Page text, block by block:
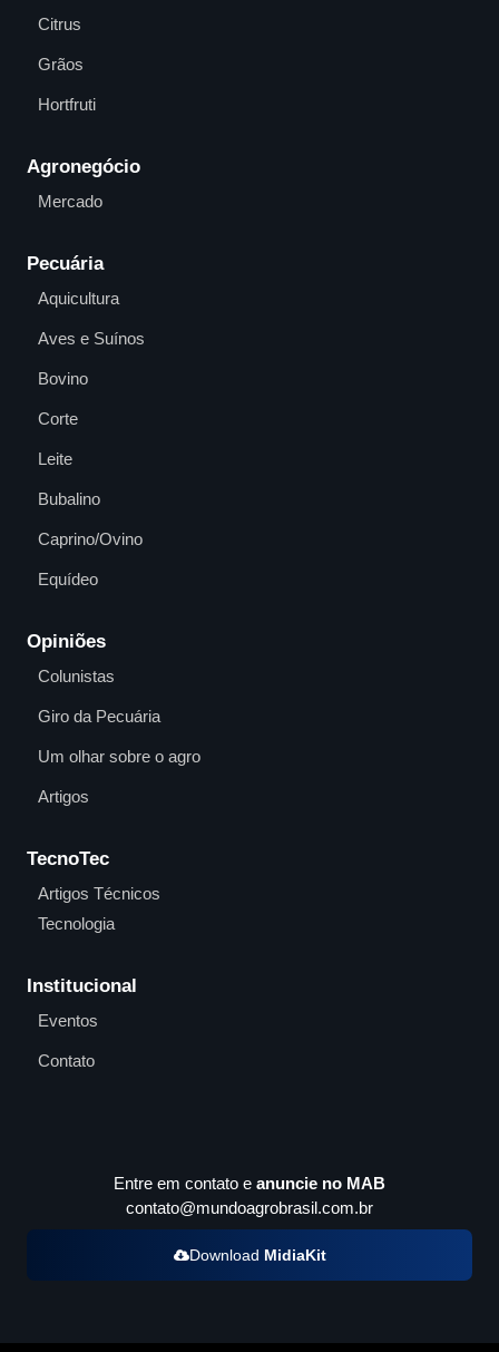
Citrus
Grãos
Hortfruti
Agronegócio
Mercado
Pecuária
Aquicultura
Aves e Suínos
Bovino
Corte
Leite
Bubalino
Caprino/Ovino
Equídeo
Opiniões
Colunistas
Giro da Pecuária
Um olhar sobre o agro
Artigos
TecnoTec
Artigos Técnicos
Tecnologia
Institucional
Eventos
Contato
Entre em contato e anuncie no MAB
contato@mundoagrobrasil.com.br
Download MidiaKit